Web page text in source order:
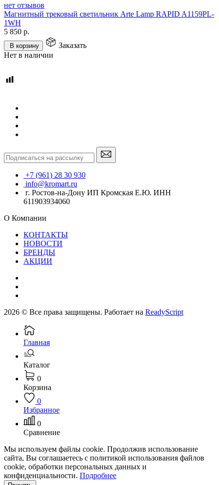
нет отзывов
Магнитный трековый светильник Arte Lamp RAPID A1159PL-
1WH
5 850 р.
В корзину
Заказать
Нет в наличии
+7 (961) 28 30 930
info@kromart.ru
г. Ростов-на-Дону ИП Кромская Е.Ю. ИНН
611903934060
О Компании
КОНТАКТЫ
НОВОСТИ
БРЕНДЫ
АКЦИИ
2026 © Все права защищены. Работает на ReadyScript
Главная
Каталог
0
Корзина
0
Избранное
0
Сравнение
Мы используем файлы cookie. Продолжив использование
сайта, Вы соглашаетесь с политикой использования файлов
cookie, обработки персональных данных и
конфиденциальности. Подробнее